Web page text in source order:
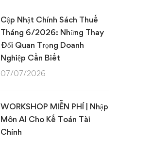
Cập Nhật Chính Sách Thuế
Tháng 6/2026: Những Thay
Đổi Quan Trọng Doanh
Nghiệp Cần Biết
07/07/2026
WORKSHOP MIỄN PHÍ | Nhập
Môn AI Cho Kế Toán Tài
Chính